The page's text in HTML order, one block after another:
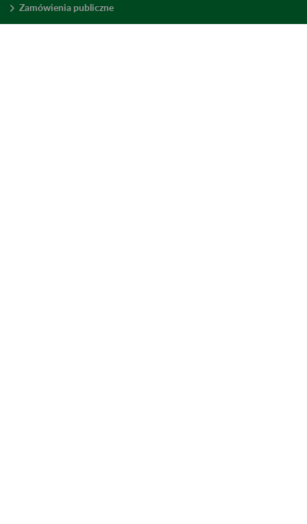
Zamówienia publiczne